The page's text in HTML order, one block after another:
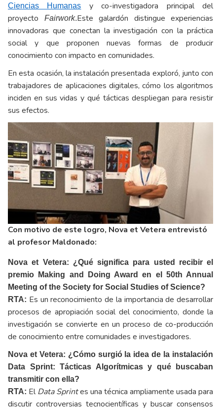
Ciencias Humanas
y co-investigadora principal del
proyecto
Fairwork.Este galardón distingue experiencias
innovadoras que conectan la investigación con la práctica
social y que proponen nuevas formas de producir
conocimiento con impacto en comunidades.
En esta ocasión, la instalación presentada exploró, junto con
trabajadores de aplicaciones digitales, cómo los algoritmos
inciden en sus vidas y qué tácticas despliegan para resistir
sus efectos.
Con motivo de este logro, Nova et Vetera entrevistó
al profesor Maldonado:
Nova et Vetera: ¿Qué significa para usted recibir el
premio Making and Doing Award en el 50th Annual
Meeting of the Society for Social Studies of Science?
RTA: Es un reconocimiento de la importancia de desarrollar
procesos de apropiación social del conocimiento, donde la
investigación se convierte en un proceso de co-producción
de conocimiento entre comunidades e investigadores.
Nova et Vetera: ¿Cómo surgió la idea de la instalación
Data Sprint: Tácticas Algorítmicas y qué buscaban
transmitir con ella?
RTA: ElData Sprintes una técnica ampliamente usada para
discutir controversias tecnocientíficas y buscar consensos